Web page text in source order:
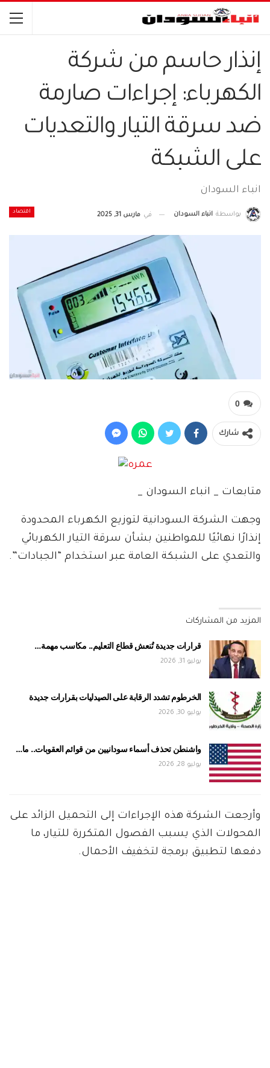
إنذار حاسم من شركة
الكهرباء: إجراءات صارمة
ضد سرقة التيار والتعديات
على الشبكة
انباء السودان
اقتصاد بواسطة انباء السودان في مارس 31, 2025
0
شارك
متابعات _ انباء السودان _
وجهت الشركة السودانية لتوزيع الكهرباء المحدودة
إنذارًا نهائيًا للمواطنين بشأن سرقة التيار الكهربائي
والتعدي على الشبكة العامة عبر استخدام “الجبادات”.
المزيد من المشاركات
قرارات جديدة تُنعش قطاع التعليم.. مكاسب مهمة…
يوليو 31, 2026
الخرطوم تشدد الرقابة على الصيدليات بقرارات جديدة
يوليو 30, 2026
واشنطن تحذف أسماء سودانيين من قوائم العقوبات.. ما…
يوليو 28, 2026
وأرجعت الشركة هذه الإجراءات إلى التحميل الزائد على
المحولات الذي يسبب الفصول المتكررة للتيار، ما
دفعها لتطبيق برمجة لتخفيف الأحمال.